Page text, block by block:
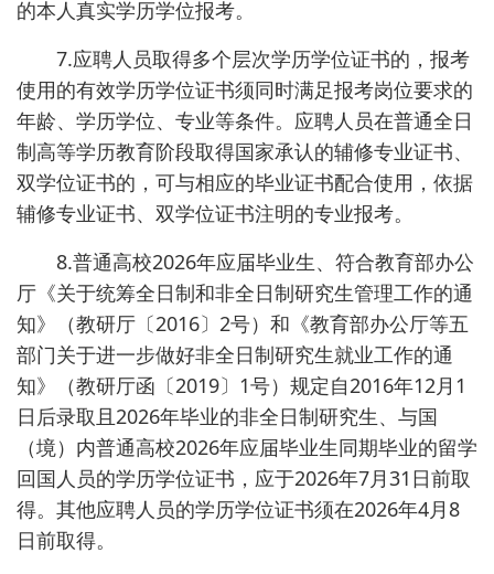
的本人真实学历学位报考。
7.应聘人员取得多个层次学历学位证书的，报考
使用的有效学历学位证书须同时满足报考岗位要求的
年龄、学历学位、专业等条件。应聘人员在普通全日
制高等学历教育阶段取得国家承认的辅修专业证书、
双学位证书的，可与相应的毕业证书配合使用，依据
辅修专业证书、双学位证书注明的专业报考。
8.普通高校2026年应届毕业生、符合教育部办公
厅《关于统筹全日制和非全日制研究生管理工作的通
知》（教研厅〔2016〕2号）和《教育部办公厅等五
部门关于进一步做好非全日制研究生就业工作的通
知》（教研厅函〔2019〕1号）规定自2016年12月1
日后录取且2026年毕业的非全日制研究生、与国
（境）内普通高校2026年应届毕业生同期毕业的留学
回国人员的学历学位证书，应于2026年7月31日前取
得。其他应聘人员的学历学位证书须在2026年4月8
日前取得。